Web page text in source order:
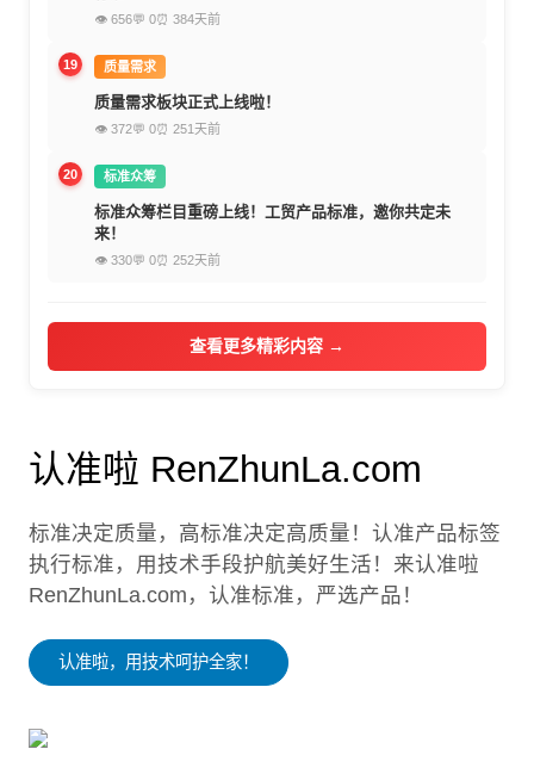
👁 656💬 0⏰ 384天前
19 质量需求
质量需求板块正式上线啦！
👁 372💬 0⏰ 251天前
20 标准众筹
标准众筹栏目重磅上线！工贸产品标准，邀你共定未
来！
👁 330💬 0⏰ 252天前
查看更多精彩内容 →
认准啦 RenZhunLa.com
标准决定质量，高标准决定高质量！认准产品标签
执行标准，用技术手段护航美好生活！来认准啦
RenZhunLa.com，认准标准，严选产品！
认准啦，用技术呵护全家！